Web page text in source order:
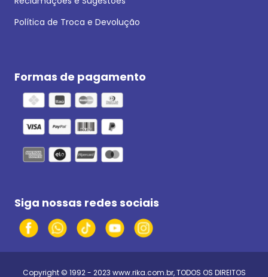
Política de Troca e Devolução
Formas de pagamento
Siga nossas redes sociais
Copyright © 1992 - 2023 www.rika.com.br, TODOS OS DIREITOS